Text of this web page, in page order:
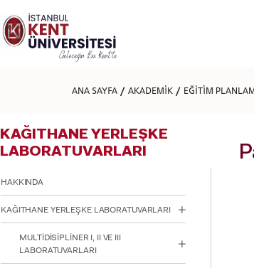
dikkat:
Bu
web
sitesini,
ekran
görme
engellilere
göre
ayarlamak
Control-
F11'e
ANA SAYFA AKADEMİK EĞİTİM
KAĞITHANE YERLEŞKE
LABORATUVARLARI
HAKKINDA
KAĞITHANE YERLEŞKE LABORATUVARLARI
MULTİDİSİPLİNER I, II VE III
LABORATUVARLARI